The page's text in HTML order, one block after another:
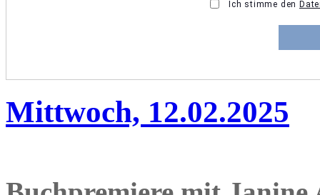
Mittwoch, 12.02.2025